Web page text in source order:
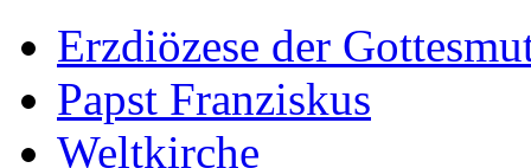
Erzdiözese der
Papst Franziskus
Weltkirche